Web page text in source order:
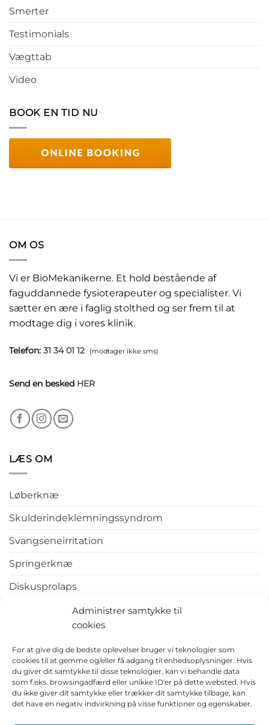
Administrer samtykke til
cookies
For at give dig de bedste oplevelser bruger vi teknologier som
cookies til at gemme og/eller få adgang til enhedsoplysninger. Hvis
du giver dit samtykke til disse teknologier, kan vi behandle data
som f.eks. browsingadfærd eller unikke ID'er på dette websted. Hvis
du ikke giver dit samtykke eller trækker dit samtykke tilbage, kan
det have en negativ indvirkning på visse funktioner og egenskaber.
Smerter
Testimonials
Vægttab
Video
BOOK EN TID NU
OM OS
Vi er BioMekanikerne. Et hold bestående af
faguddannede fysioterapeuter og specialister. Vi
sætter en ære i faglig stolthed og ser frem til at
modtage dig i vores klinik.
Telefon: 31 34 01 12 (modtager ikke sms)
Send en besked HER
LÆS OM
Løberknæ
Skulderindeklemningssyndrom
Svangseneirritation
Springerknæ
Diskusprolaps